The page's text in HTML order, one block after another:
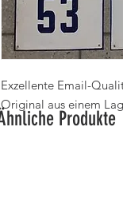
Exzellente Email-
Original aus einem
Produkte